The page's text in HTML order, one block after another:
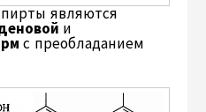
являются
и
с преобладанием